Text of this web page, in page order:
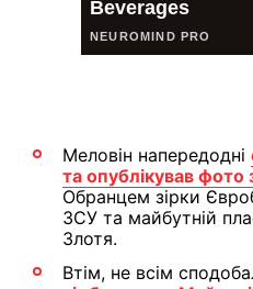
Меловін напередодні
та опублікував фото
Обранцем зірки
ЗСУ та майбутній
Злотя.
Втім, не всім